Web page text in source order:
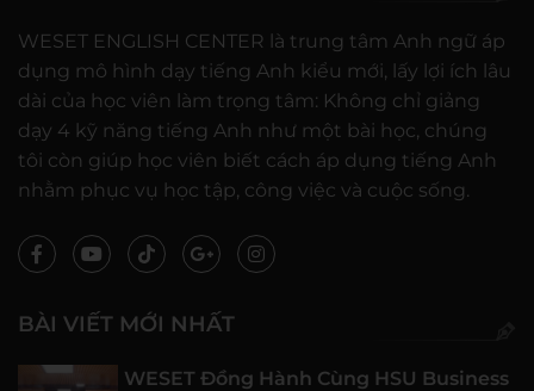
WESET ENGLISH CENTER là trung tâm Anh ngữ áp
dụng mô hình dạy tiếng Anh kiểu mới, lấy lợi ích lâu
dài của học viên làm trọng tâm: Không chỉ giảng
dạy 4 kỹ năng tiếng Anh như một bài học, chúng
tôi còn giúp học viên biết cách áp dụng tiếng Anh
nhằm phục vụ học tập, công việc và cuộc sống.
BÀI VIẾT MỚI NHẤT
WESET Đồng Hành Cùng HSU Business